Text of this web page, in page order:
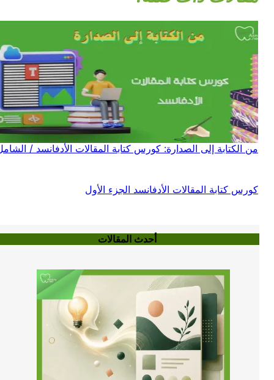
من الكتابة إلى الصدارة: كورس كتابة المقالات الأدفانسد / الشامل
كورس كتابة المقالات الأدفانسد الجزء الأول
أحدث المقالات